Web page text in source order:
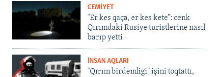
CEMİYET
"Er kes qaça, er kes kete": cenk
Qırımdaki Rusiye turistlerine nasıl
barıp yetti
İNSAN AQLARI
"Qırım birdemligi" işini toqtattı,